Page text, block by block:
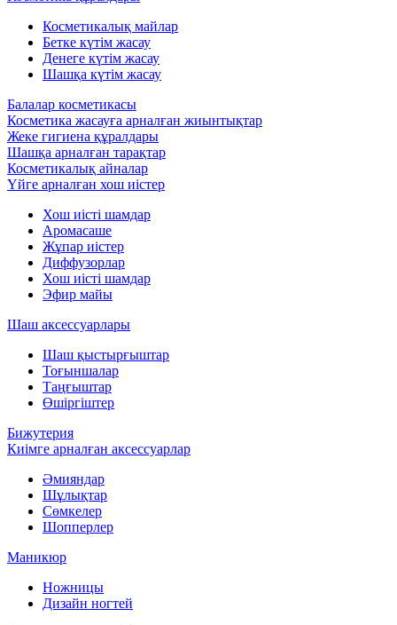
Косметикалық майлар
Бетке күтім жасау
Денеге күтім жасау
Шашқа күтім жасау
Балалар косметикасы
Косметика жасауға арналған жиынтықтар
Жеке гигиена құралдары
Шашқа арналған тарақтар
Косметикалық айналар
Үйге арналған хош иістер
Хош иісті шамдар
Аромасаше
Жұпар иістер
Диффузорлар
Хош иісті шамдар
Эфир майы
Шаш аксессуарлары
Шаш қыстырғыштар
Тоғыншалар
Таңғыштар
Өшіргіштер
Бижутерия
Киімге арналған аксессуарлар
Әмияндар
Шұлықтар
Сөмкелер
Шопперлер
Маникюр
Ножницы
Дизайн ногтей